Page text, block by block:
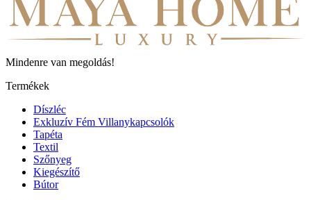
Mindenre van megoldás!
Termékek
Díszléc
Exkluzív Fém Villanykapcsolók
Tapéta
Textil
Szőnyeg
Kiegészítő
Bútor